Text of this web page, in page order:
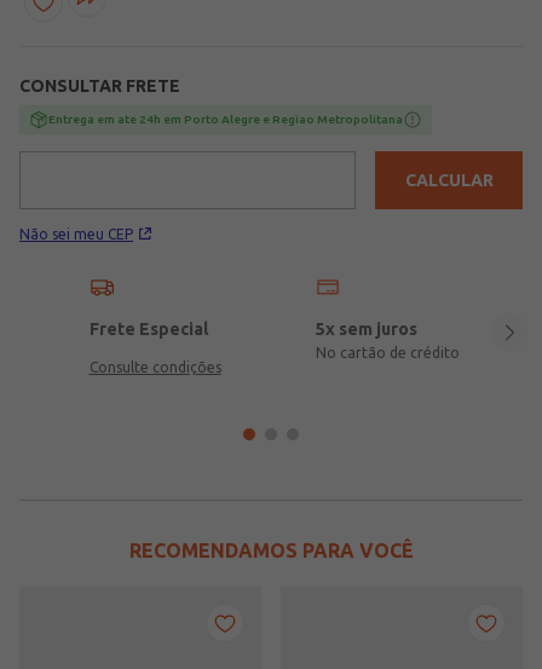
Primavera/Verão Lojas Pompéia.com
CONSULTAR FRETE
Entrega em ate 24h em Porto Alegre e Regiao Metropolitana
Não sei meu CEP
CALCULAR
Frete Especial
Consulte condições
5x sem juros
No cartão de crédito
RECOMENDAMOS PARA VOCÊ